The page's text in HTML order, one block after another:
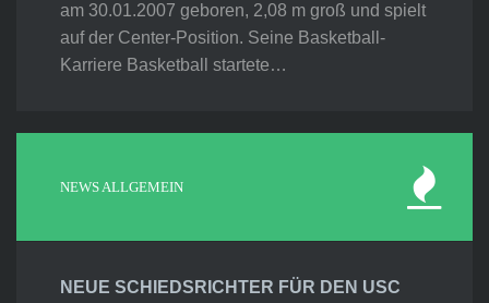
am 30.01.2007 geboren, 2,08 m groß und spielt
auf der Center-Position. Seine Basketball-
Karriere Basketball startete…
NEWS ALLGEMEIN
NEUE SCHIEDSRICHTER FÜR DEN USC